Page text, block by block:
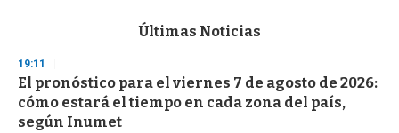
d
s
o
f
3
Últimas Noticias
19:11
El pronóstico para el viernes 7 de agosto de 2026:
cómo estará el tiempo en cada zona del país,
según Inumet